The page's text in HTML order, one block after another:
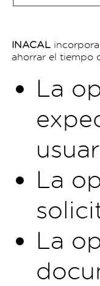
INACAL
ahorrar el tiempo
La
La
La